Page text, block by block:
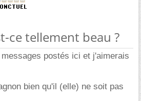
ce tellement beau ?
postés ici et j'aimerais
bien qu'il (elle) ne soit pas